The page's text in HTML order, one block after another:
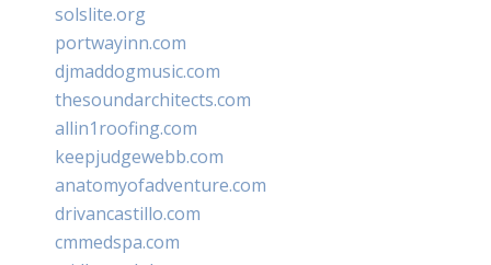
solslite.org
portwayinn.com
djmaddogmusic.com
thesoundarchitects.com
allin1roofing.com
keepjudgewebb.com
anatomyofadventure.com
drivancastillo.com
cmmedspa.com